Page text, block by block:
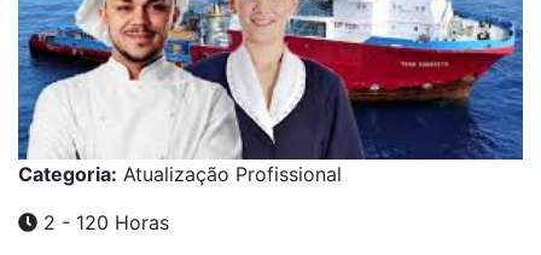
Categoria: Atualização Profissional
2 - 120 Horas